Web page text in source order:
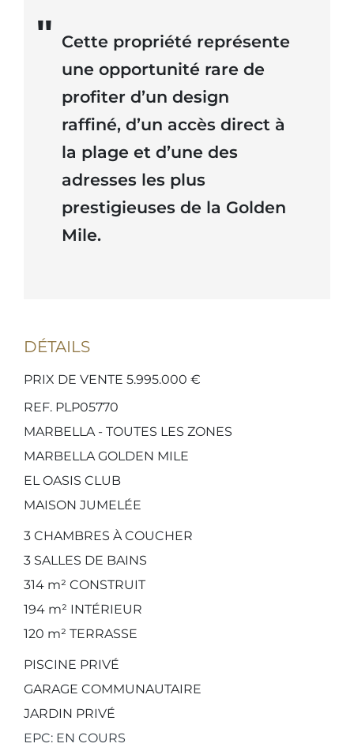
Cette propriété représente
une opportunité rare de
profiter d’un design
raffiné, d’un accès direct à
la plage et d’une des
adresses les plus
prestigieuses de la Golden
Mile.
DÉTAILS
PRIX DE VENTE 5.995.000 €
REF. PLP05770
MARBELLA - TOUTES LES ZONES
MARBELLA GOLDEN MILE
EL OASIS CLUB
MAISON JUMELÉE
3 CHAMBRES À COUCHER
3 SALLES DE BAINS
314 m² CONSTRUIT
194 m² INTÉRIEUR
120 m² TERRASSE
PISCINE PRIVÉ
GARAGE COMMUNAUTAIRE
JARDIN PRIVÉ
EPC: EN COURS